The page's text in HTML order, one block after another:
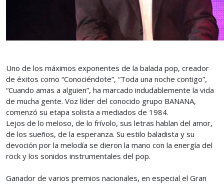
Uno de los máximos exponentes de la balada pop, creador
de éxitos como “Conociéndote”, “Toda una noche contigo”,
“Cuando amas a alguien”, ha marcado indudablemente la vida
de mucha gente. Voz líder del conocido grupo BANANA,
comenzó su etapa solista a mediados de 1984.
Lejos de lo meloso, de lo frívolo, sus letras hablan del amor,
de los sueños, de la esperanza. Su estilo baladista y su
devoción por la melodía se dieron la mano con la energía del
rock y los sonidos instrumentales del pop.
Ganador de varios premios nacionales, en especial el Gran